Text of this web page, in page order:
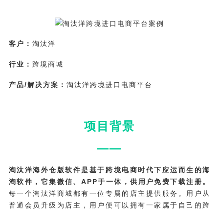
客户： 淘汰洋
行业： 跨境商城
产品/解决方案： 淘汰洋跨境进口电商平台
项目背景
——
淘汰洋海外仓版软件是基于跨境电商时代下应运而生的海
淘软件，它集微信、APP于一体，供用户免费下载注册。
每一个淘汰洋商城都有一位专属的店主提供服务。用户从
普通会员升级为店主，用户便可以拥有一家属于自己的跨